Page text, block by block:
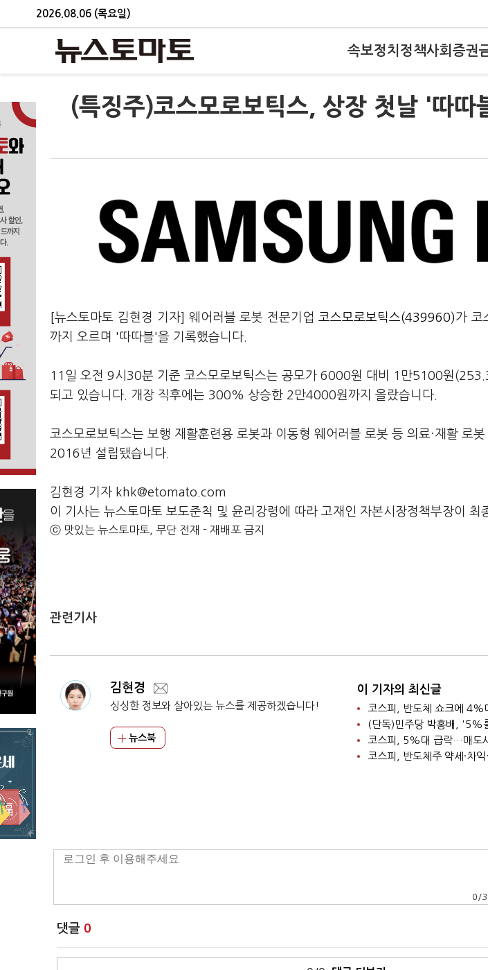
2026.08.06 (목요일)
속보정치 정책사회 증권
(특징주)코스모로보틱스, 상장 첫날 '따따
[뉴스토마토 김현경 기자] 웨어러블 로봇 전문기업 코스모로보틱스(439960)가 코
까지 오르며 '따따블'을 기록했습니다.
11일 오전 9시30분 기준 코스모로보틱스는 공모가 6000원 대비 1만5100원
되고 있습니다. 개장 직후에는 300% 상승한 2만4000원까지 올랐습니다.
코스모로보틱스는 보행 재활훈련용 로봇과 이동형 웨어러블 로봇 등 의료·재활 로
2016년 설립됐습니다.
김현경 기자 khk@etomato.com
이 기사는 뉴스토마토 보도준칙 및 윤리강령에 따라 고재인 자본시장정책부장이 최
ⓒ 맛있는 뉴스토마토, 무단 전재 - 재배포 금지
관련기사
김현경
싱싱한 정보와 살아있는 뉴스를 제공하겠습니다!
뉴스북
이 기자의 최신글
코스피, 반도체 쇼크에
(단독)민주당 박홍배, '5%
코스피, 5%대 급락…매도
코스피, 반도체주 약세·차
0 /
댓글 0